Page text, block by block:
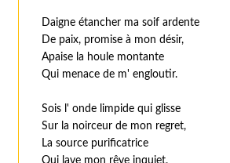
Daigne étancher ma soif ardente
De paix, promise à mon désir,
Apaise la houle montante
Qui menace de m' engloutir.
Sois l' onde limpide qui glisse
Sur la noirceur de mon regret,
La source purificatrice